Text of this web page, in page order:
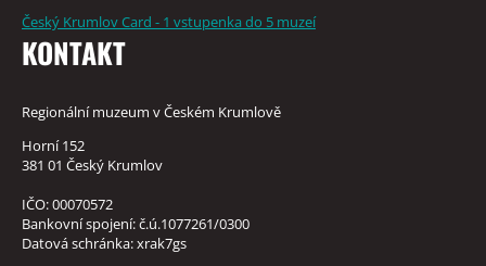
Český Krumlov Card - 1 vstupenka do 5 muzeí
KONTAKT
Regionální muzeum v Českém Krumlově
Horní 152
381 01 Český Krumlov
IČO: 00070572
Bankovní spojení: č.ú.1077261/0300
Datová schránka: xrak7gs